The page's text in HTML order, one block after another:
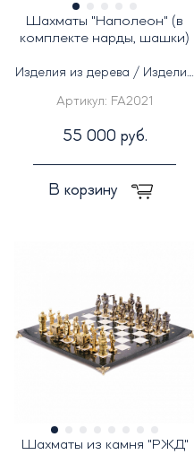
Шахматы "Наполеон" (в
комплекте нарды, шашки)
Изделия из дерева / Изделия
Артикул: FA2021
55 000 руб.
В корзину
Шахматы из камня "РЖД"